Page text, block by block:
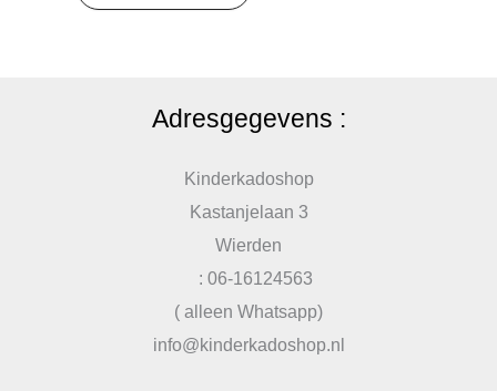
Adresgegevens :
Kinderkadoshop
Kastanjelaan 3
Wierden
: 06-16124563
( alleen Whatsapp)
info@kinderkadoshop.nl